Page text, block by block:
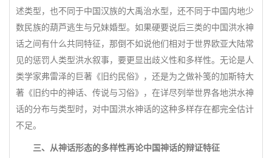
述类型，也不同于中国汉族的大禹治水型，还不同于中国内地少
数民族的葫芦逃生与兄妹婚型。如果硬要说后三类的中国洪水神
话之间有什么共同特征，那倒不如说他们相对于世界欧亚大陆常
见的惩罚人类型洪水叙事，要更显出歧义性和多样性。无论是人
类学家弗雷泽的巨著《旧约民俗》，还是为之做补笺的加斯特大
著《旧约中的神话、传说与习俗》，在详尽列举世界各地洪水神
话的分布与类型时，对中国洪水神话的这种多样存在都完全估计
不足。
三、从神话形态的多样性再论中国神话的辩证特征